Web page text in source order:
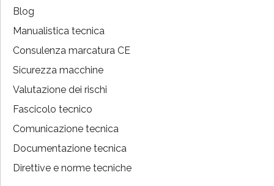
Blog
Manualistica tecnica
Consulenza marcatura CE
Sicurezza macchine
Valutazione dei rischi
Fascicolo tecnico
Comunicazione tecnica
Documentazione tecnica
Direttive e norme tecniche